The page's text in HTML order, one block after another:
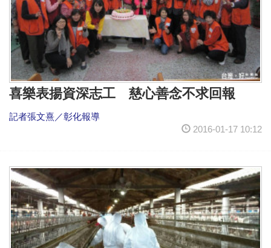
喜樂表揚資深志工 慈心善念不求回報
記者張文熹／彰化報導
2016-01-17 10:12